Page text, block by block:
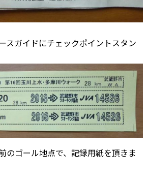
スガイドにチェックポイントスタン
のゴール地点で、記録用紙を頂きま